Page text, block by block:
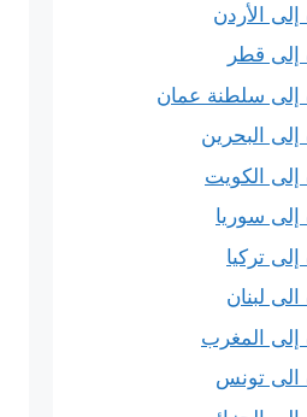
الأردن
قطر
سلطنة عمان
البحرين
الكويت
سوريا
تركيا
لبنان
المغرب
تونس